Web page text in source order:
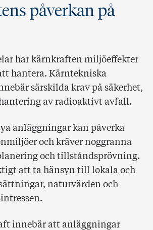
påverkan på
har kärnkraften miljöeffekter
hantera. Kärntekniska
särskilda krav på säkerhet,
av radioaktivt avfall.
anläggningar kan påverka
och kräver noggranna
och tillståndsprövning.
att ta hänsyn till lokala och
naturvärden och
innebär att anläggningar